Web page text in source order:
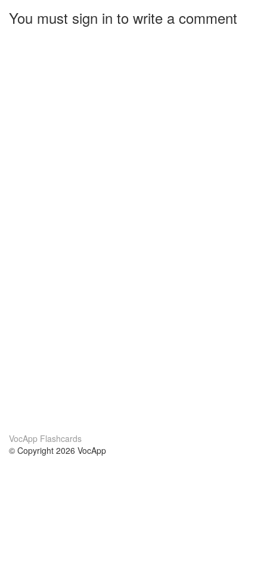
You must sign in to write a comment
VocApp Flashcards
© Copyright 2026 VocApp